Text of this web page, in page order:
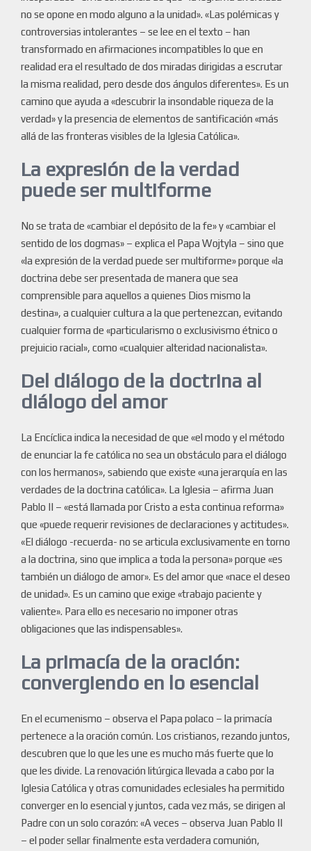
no se opone en modo alguno a la unidad». «Las polémicas y
controversias intolerantes – se lee en el texto – han
transformado en afirmaciones incompatibles lo que en
realidad era el resultado de dos miradas dirigidas a escrutar
la misma realidad, pero desde dos ángulos diferentes». Es un
camino que ayuda a «descubrir la insondable riqueza de la
verdad» y la presencia de elementos de santificación «más
allá de las fronteras visibles de la Iglesia Católica».
La expresión de la verdad
puede ser multiforme
No se trata de «cambiar el depósito de la fe» y «cambiar el
sentido de los dogmas» – explica el Papa Wojtyla – sino que
«la expresión de la verdad puede ser multiforme» porque «la
doctrina debe ser presentada de manera que sea
comprensible para aquellos a quienes Dios mismo la
destina», a cualquier cultura a la que pertenezcan, evitando
cualquier forma de «particularismo o exclusivismo étnico o
prejuicio racial», como «cualquier alteridad nacionalista».
Del diálogo de la doctrina al
diálogo del amor
La Encíclica indica la necesidad de que «el modo y el método
de enunciar la fe católica no sea un obstáculo para el diálogo
con los hermanos», sabiendo que existe «una jerarquía en las
verdades de la doctrina católica». La Iglesia – afirma Juan
Pablo II – «está llamada por Cristo a esta continua reforma»
que «puede requerir revisiones de declaraciones y actitudes».
«El diálogo -recuerda- no se articula exclusivamente en torno
a la doctrina, sino que implica a toda la persona» porque «es
también un diálogo de amor». Es del amor que «nace el deseo
de unidad». Es un camino que exige «trabajo paciente y
valiente». Para ello es necesario no imponer otras
obligaciones que las indispensables».
La primacía de la oración:
convergiendo en lo esencial
En el ecumenismo – observa el Papa polaco – la primacía
pertenece a la oración común. Los cristianos, rezando juntos,
descubren que lo que les une es mucho más fuerte que lo
que les divide. La renovación litúrgica llevada a cabo por la
Iglesia Católica y otras comunidades eclesiales ha permitido
converger en lo esencial y juntos, cada vez más, se dirigen al
Padre con un solo corazón: «A veces – observa Juan Pablo II
– el poder sellar finalmente esta verdadera comunión,